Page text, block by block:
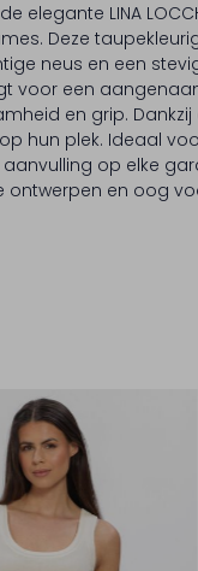
elegante LINA
Deze
neus en een
voor een
en grip.
hun plek. Ideaal
op elke
ontwerpen en oog